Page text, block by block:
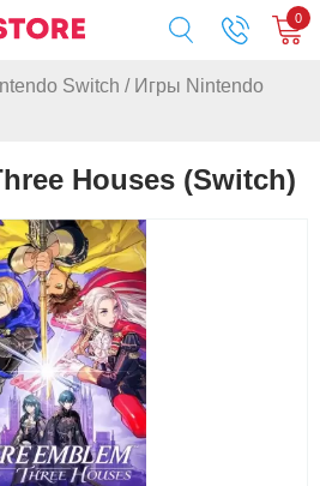
0
Switch / Игры Nintendo
Houses (Switch)